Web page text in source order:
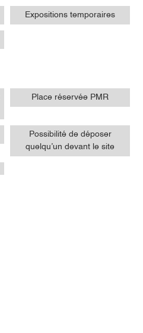
Expositions temporaires
Place réservée PMR
Possibilité de déposer
quelqu’un devant le site